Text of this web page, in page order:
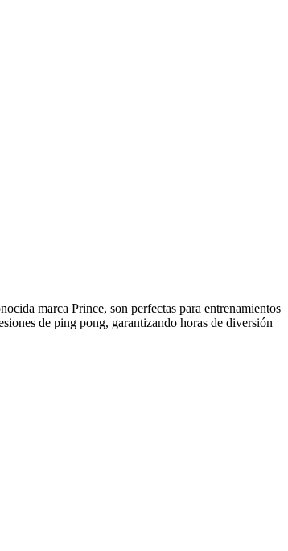
marca Prince, son perfectas para entrenamientos
de ping pong, garantizando horas de diversión